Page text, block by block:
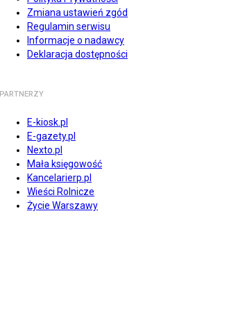
Zmiana ustawień zgód
Regulamin serwisu
Informacje o nadawcy
Deklaracja dostępności
PARTNERZY
E-kiosk.pl
E-gazety.pl
Nexto.pl
Mała księgowość
Kancelarierp.pl
Wieści Rolnicze
Życie Warszawy